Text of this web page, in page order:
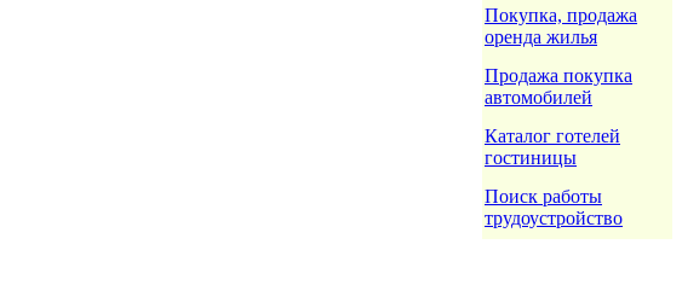
Покупка, продажа
оренда жилья
Продажа покупка
автомобилей
Каталог готелей
гостиницы
Поиск работы
трудоустройство